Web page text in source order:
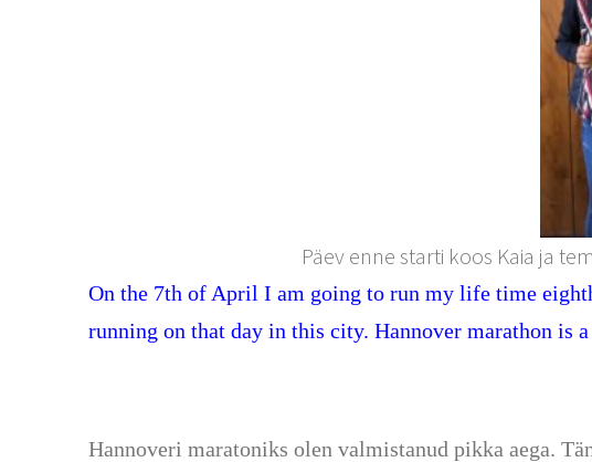
Päev enne starti koos Kaia ja
On the 7th of April I am going to run my life time
running on that day in this city. Hannover marathon is
Hannoveri maratoniks olen valmistanud pikka aega.